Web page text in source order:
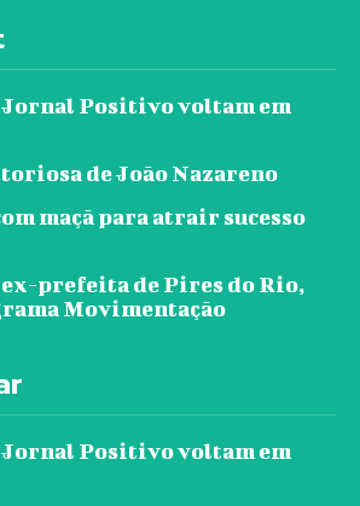
Positivo voltam em
de João Nazareno
maçã para atrair sucesso
ex-prefeita de Pires do Rio,
Movimentação
Positivo voltam em